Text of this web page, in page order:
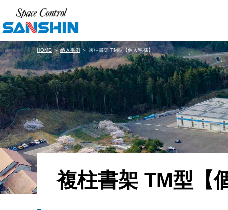
HOME＞納入事例＞ 複柱書架 TM型【個人宅様】
複柱書架 TM型【